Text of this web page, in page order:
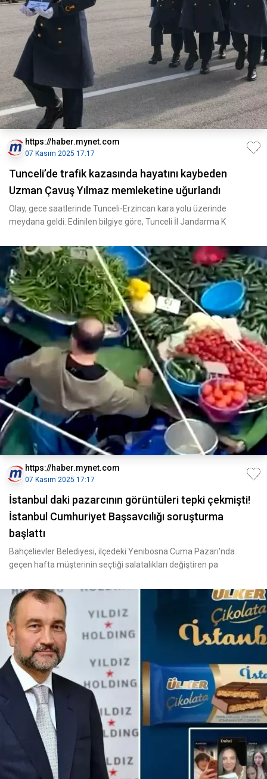
https://haber.mynet.com
07 Kasım 2025 17:17
Tunceli’de trafik kazasında hayatını kaybeden
Uzman Çavuş Yılmaz memleketine uğurlandı
Olay, gece saatlerinde Tunceli-Erzincan kara yolu üzerinde
meydana geldi. Edinilen bilgiye göre, Tunceli İl Jandarma K
https://haber.mynet.com
07 Kasım 2025 17:17
İstanbul daki pazarcının görüntüleri tepki çekmişti!
İstanbul Cumhuriyet Başsavcılığı soruşturma
başlattı
Bahçelievler Belediyesi, ilçedeki Yenibosna Cuma Pazarı'nda
geçen hafta müşterinin seçtiği salatalıkları değiştiren pa